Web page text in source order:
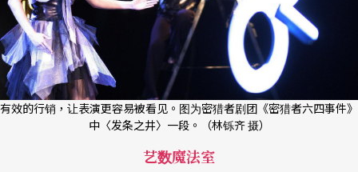
有效的行销，让表演更容易被看见。图为密猎者剧团《密猎者六四事件》
中〈发条之井〉一段。（林铄齐 摄）
艺数魔法室